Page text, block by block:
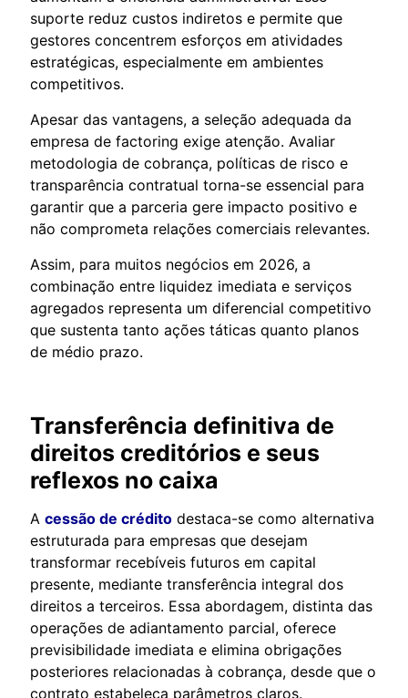
suporte reduz custos indiretos e permite que
gestores concentrem esforços em atividades
estratégicas, especialmente em ambientes
competitivos.
Apesar das vantagens, a seleção adequada da
empresa de factoring exige atenção. Avaliar
metodologia de cobrança, políticas de risco e
transparência contratual torna-se essencial para
garantir que a parceria gere impacto positivo e
não comprometa relações comerciais relevantes.
Assim, para muitos negócios em 2026, a
combinação entre liquidez imediata e serviços
agregados representa um diferencial competitivo
que sustenta tanto ações táticas quanto planos
de médio prazo.
Transferência definitiva de
direitos creditórios e seus
reflexos no caixa
A cessão de crédito destaca-se como alternativa
estruturada para empresas que desejam
transformar recebíveis futuros em capital
presente, mediante transferência integral dos
direitos a terceiros. Essa abordagem, distinta das
operações de adiantamento parcial, oferece
previsibilidade imediata e elimina obrigações
posteriores relacionadas à cobrança, desde que o
contrato estabeleça parâmetros claros.